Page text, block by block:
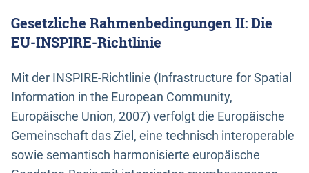
Gesetzliche Rahmenbedingungen II: Die
EU-INSPIRE-Richtlinie
Mit der INSPIRE-Richtlinie (Infrastructure for Spatial
Information in the European Community,
Europäische Union, 2007) verfolgt die Europäische
Gemeinschaft das Ziel, eine technisch interoperable
sowie semantisch harmonisierte europäische